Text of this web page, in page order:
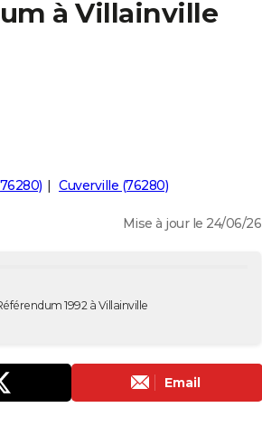
à Villainville
Cuverville (76280)
Mise à jour le 24/06/26
1992 à Villainville
Email